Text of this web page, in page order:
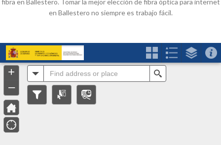
fibra en Ballestero. Tomar la mejor elección de fibra óptica para internet
en Ballestero no siempre es trabajo fácil.